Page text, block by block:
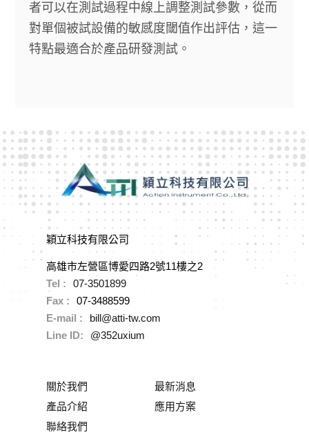
者可以在測試過程中線上調整測試參數，從而
對單個被試設備的敏感度閾值作出評估，這一
特點最適合於產品研發測試。
穎立科技有限公司
高雄市左營區博愛四路2號11樓之2
Tel :
07-3501899
Fax :
07-3488599
E-mail :
bill@atti-tw.com
Line ID:
@352uxium
關於我們
最新消息
產品介紹
應用方案
聯絡我們